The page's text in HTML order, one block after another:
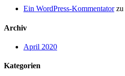
Ein WordPress-Kommentatorzu
Archiv
April 2020
Kategorien